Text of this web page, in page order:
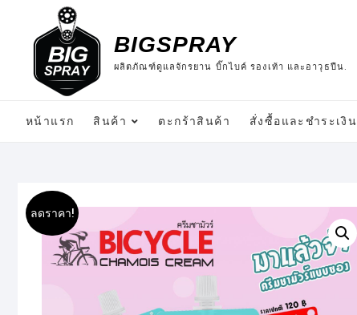
content
BIGSPRAY
ผลิตภัณฑ์ดูแลจักรยาน บิ๊กไบค์ รองเท้า และอาวุธปืน.
หน้าแรก สินค้า ตะกร้าสินค้า สั่งซื้อและชำระเงิน
ลดราคา!